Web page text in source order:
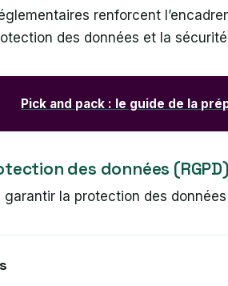
renforcent
des données et la
Pick and pack : le guide de la
des données (RGPD)
garantir la protection des